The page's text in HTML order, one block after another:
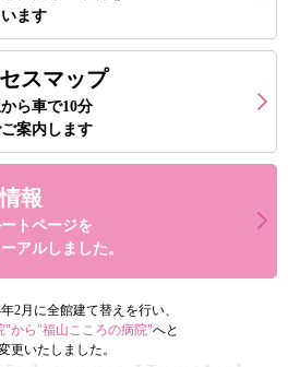
ます
スマップ
ら車で10分
案内します
報
トページを
アルしました。
2月に全館建て替えを行い、
"から"福山こころの病院"へと
更いたしました。